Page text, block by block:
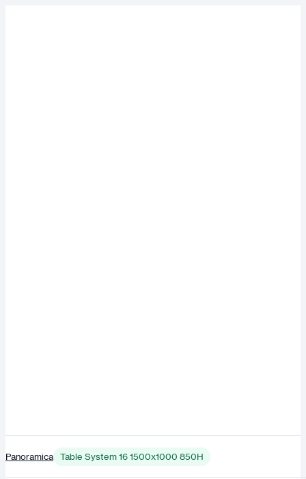
Panoramica Table System 16 1500x1000 850H